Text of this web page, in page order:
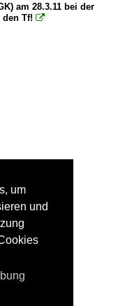
am 28.3.11 bei der
Tf! 
um
und